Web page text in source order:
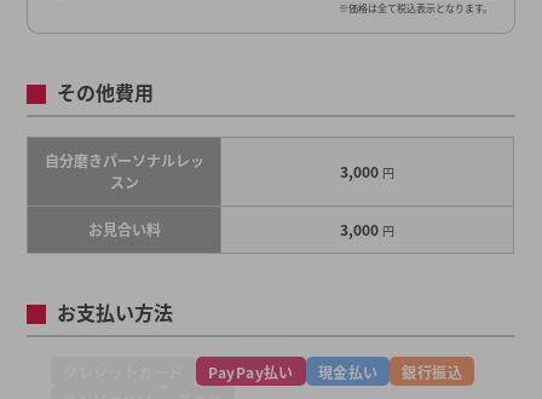
※価格は全て税込表示となります。
その他費用
自分磨きパーソナルレッ
スン
3,000 円
お見合い料 3,000 円
お支払い方法
PayPay払い 現金払い
銀行振込